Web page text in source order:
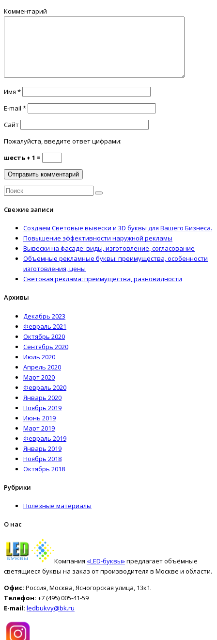
Комментарий
Имя *
E-mail *
Сайт
Пожалуйста, введите ответ цифрами:
шесть + 1 =
Свежие записи
Создаем Световые вывески и 3D буквы для Вашего Бизнеса.
Повышение эффективности наружной рекламы
Вывески на фасаде: виды, изготовление, согласование
Объемные рекламные буквы: преимущества, особенности
изготовления, цены
Световая реклама: преимущества, разновидности
Архивы
Декабрь 2023
Февраль 2021
Октябрь 2020
Сентябрь 2020
Июль 2020
Апрель 2020
Март 2020
Февраль 2020
Январь 2020
Ноябрь 2019
Июнь 2019
Март 2019
Февраль 2019
Январь 2019
Ноябрь 2018
Октябрь 2018
Рубрики
Полезные материалы
О нас
Компания «LED-буквы»предлагает объёмные
светящиеся буквы на заказ от производителя в Москве и области.
Офис: Россия, Москва, Ясногорская улица, 13к1.
Телефон: +7 (495) 005-41-59
E-mail: ledbukvy@bk.ru